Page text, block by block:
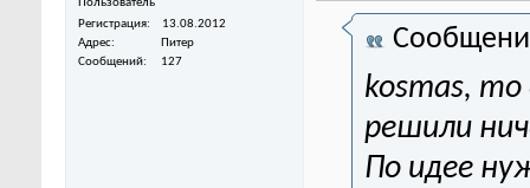
Пользователь
Регистрация
13.08.2012
Адрес
Питер
Сообщений
127
kosmas,
решили
По идее